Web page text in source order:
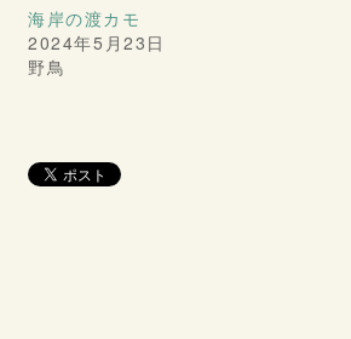
海岸の渡カモ
2024年5月23日
野鳥